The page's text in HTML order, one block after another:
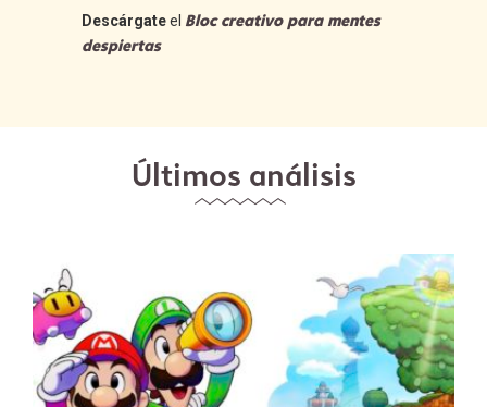
Descárgateel Bloc creativo para mentes
despiertas
Últimos análisis